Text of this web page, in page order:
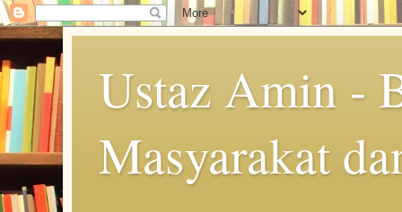
Ustaz Amin -
Masyarakat